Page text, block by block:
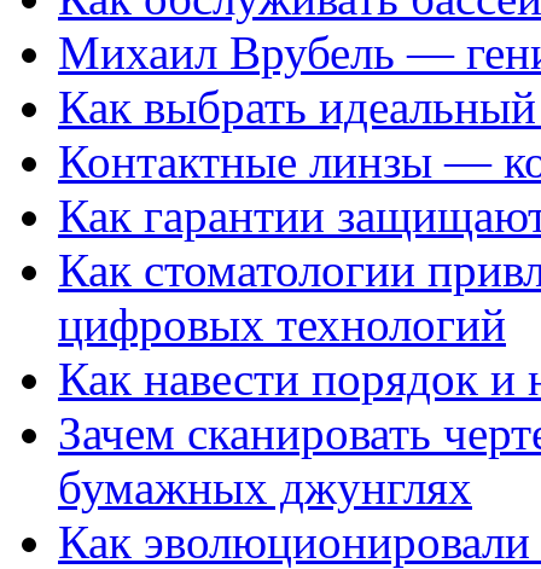
Михаил Врубель —
Как выбрать
Контактные линзы —
Как гарантии
Как стоматологии
цифровых технологий
Как навести порядок и
Зачем сканировать
бумажных джунглях
Как